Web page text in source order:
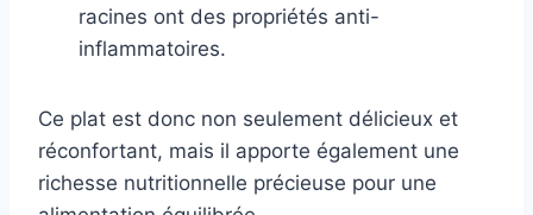
racines ont des propriétés anti-
inflammatoires.
Ce plat est donc non seulement délicieux et
réconfortant, mais il apporte également une
richesse nutritionnelle précieuse pour une